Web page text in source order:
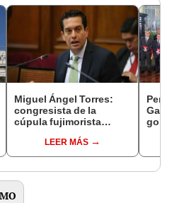
Miguel Ángel Torres:
congresista de la
cúpula fujimorista
del SenadoLEER MÁS